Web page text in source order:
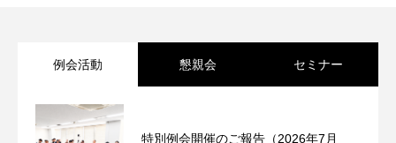
例会活動 懇親会 セミナー
特別例会開催のご報告（2026年7月